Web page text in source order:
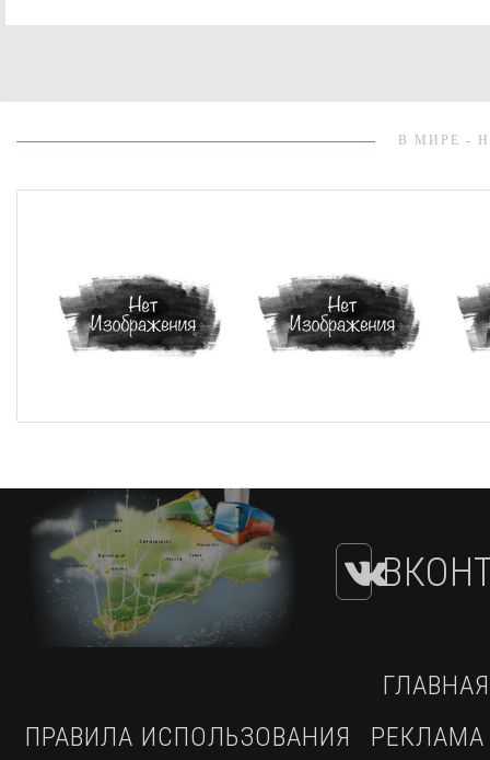
В МИРЕ -
ГЛАВНАЯ
ПРАВИЛА ИСПОЛЬЗОВАНИЯ
РЕКЛАМА